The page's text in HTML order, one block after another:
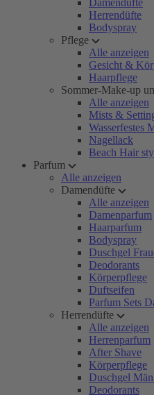
Damendüfte
Herrendüfte
Bodyspray
Pflege
Alle anzeigen
Gesicht &
Haarpflege
Sommer-Make-up
Alle anzeigen
Mists &
Wasserfestes
Nagellack
Beach Hair
Parfum
Alle anzeigen
Damendüfte
Alle anzeigen
Damenparfum
Haarparfum
Bodyspray
Duschgel
Deodorants
Körperpflege
Duftseifen
Parfum Sets
Herrendüfte
Alle anzeigen
Herrenparfum
After Shave
Körperpflege
Duschgel
Deodorants